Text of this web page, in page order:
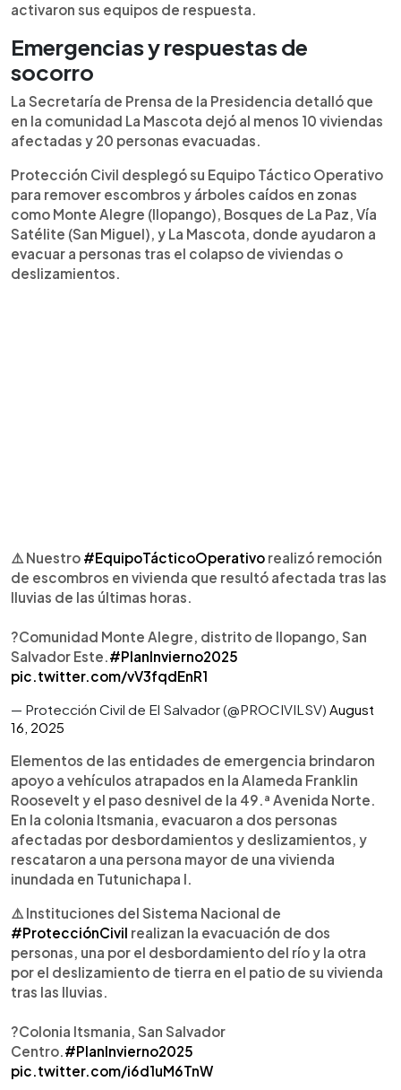
Monserrat. Las autoridades recomiendan
mantenerse informados, evitar zonas inundadas y
preparar kits de emergencia para actuar con
rapidez ante nuevos eventos climáticos.
activaron sus equipos de respuesta.
Emergencias y respuestas de
socorro
La Secretaría de Prensa de la Presidencia detalló que
en la comunidad La Mascota dejó al menos 10 viviendas
afectadas y 20 personas evacuadas.
Protección Civil desplegó su Equipo Táctico Operativo
para remover escombros y árboles caídos en zonas
como Monte Alegre (Ilopango), Bosques de La Paz, Vía
Satélite (San Miguel), y La Mascota, donde ayudaron a
evacuar a personas tras el colapso de viviendas o
deslizamientos.
⚠️ Nuestro #EquipoTácticoOperativo realizó remoción
de escombros en vivienda que resultó afectada tras las
lluvias de las últimas horas.
?Comunidad Monte Alegre, distrito de Ilopango, San
Salvador Este. #PlanInvierno2025
pic.twitter.com/vV3fqdEnR1
— Protección Civil de El Salvador (@PROCIVILSV) August
16, 2025
Elementos de las entidades de emergencia brindaron
apoyo a vehículos atrapados en la Alameda Franklin
Roosevelt y el paso desnivel de la 49.ª Avenida Norte.
En la colonia Itsmania, evacuaron a dos personas
afectadas por desbordamientos y deslizamientos, y
rescataron a una persona mayor de una vivienda
inundada en Tutunichapa I.
⚠️ Instituciones del Sistema Nacional de
#ProtecciónCivil realizan la evacuación de dos
personas, una por el desbordamiento del río y la otra
por el deslizamiento de tierra en el patio de su vivienda
tras las lluvias.
?Colonia Itsmania, San Salvador
Centro. #PlanInvierno2025
pic.twitter.com/i6d1uM6TnW